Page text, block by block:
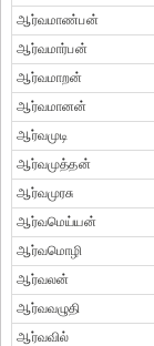
ஆர்வமாண்பன்
ஆர்வமார்பன்
ஆர்வமாறன்
ஆர்வமானன்
ஆர்வமுடி
ஆர்வமுத்தன்
ஆர்வமுரசு
ஆர்வமெய்யன்
ஆர்வமொழி
ஆர்வலன்
ஆர்வவழுதி
ஆர்வவில்